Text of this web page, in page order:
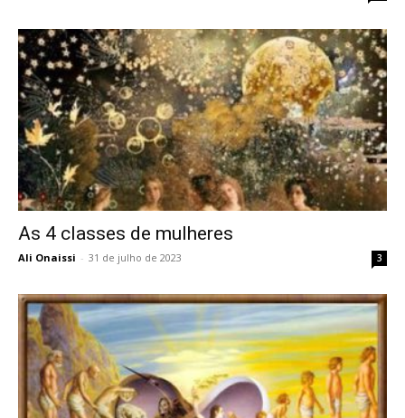
As 4 classes de mulheres
Ali Onaissi - 31 de julho de 2023 3